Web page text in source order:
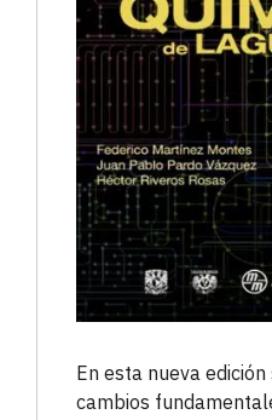
En esta nueva
cambios